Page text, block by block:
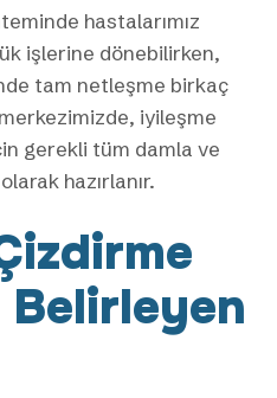
hastalarımız
işlerine dönebilirken,
tam netleşme birkaç
iyileşme
gerekli tüm damla ve
hazırlanır.
Belirleyen